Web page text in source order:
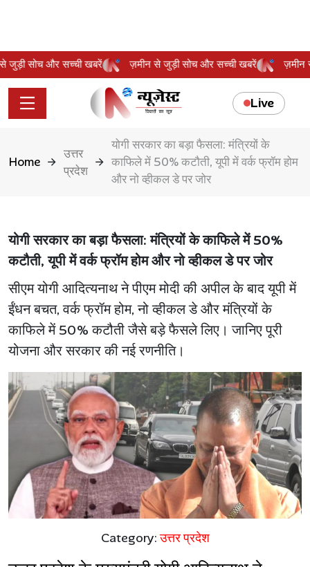
से जुड़ी सोच और सच्ची खबरें ज़मीन से जुड़ी सोच और सच्ची खबरें
Live
Home
उत्तर
प्रदेश
योगी सरकार का बड़ा फैसला: मंत्रियों के
काफिले में 50% कटौती, यूपी में वर्क फ्रॉम होम
और नो व्हीकल डे पर जोर
योगी सरकार का बड़ा फैसला: मंत्रियों के काफिले में 50%
कटौती, यूपी में वर्क फ्रॉम होम और नो व्हीकल डे पर जोर
सीएम योगी आदित्यनाथ ने पीएम मोदी की अपील के बाद यूपी में
ईंधन बचत, वर्क फ्रॉम होम, नो व्हीकल डे और मंत्रियों के
काफिले में 50% कटौती जैसे बड़े फैसले लिए। जानिए पूरी
योजना और सरकार की नई रणनीति।
Category:उत्तर प्रदेश